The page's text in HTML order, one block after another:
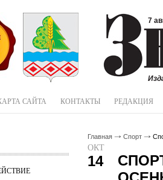
7
САЙТА КОНТАКТЫ РЕДАКЦИЯ
Главная Спорт
ОКТ
14